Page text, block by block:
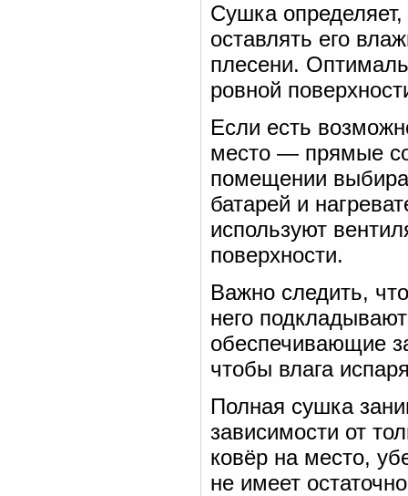
Сушка
оставлять его
плесени.
ровной
Если есть
место — прямые
помещении
батарей и
используют
поверхности.
Важно следить,
него
обеспечивающие
чтобы влага
Полная сушка
зависимости от
ковёр на место,
не имеет